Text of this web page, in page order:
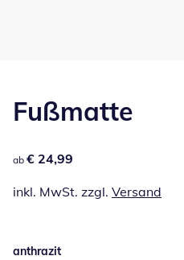
Fußmatte
€ 24,99
ab € 24,99
inkl. MwSt. zzgl. Versand
anthrazit